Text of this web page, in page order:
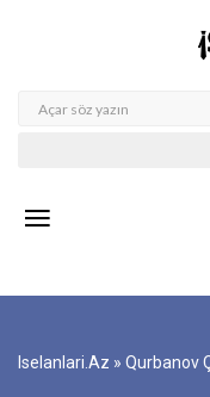
Iselanlari.az » Qurbanov